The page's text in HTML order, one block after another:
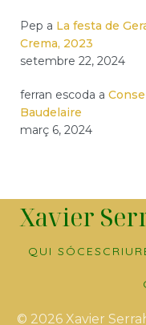
Pep a La festa de
Crema, 2023
setembre 22, 2024
ferran escoda a
Baudelaire
març 6, 2024
Xavier
QUI SÓC
© 2026 Xavier